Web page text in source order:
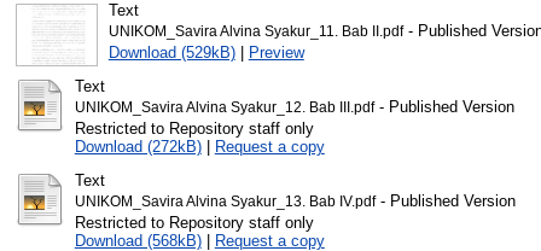
Text
UNIKOM_Savira Alvina Syakur_11. Bab II.pdf- Published
Download (529kB)|
Preview
Text
UNIKOM_Savira Alvina Syakur_12. Bab III.pdf- Published Version
Restricted to Repository staff only
Download (272kB)|
Request a copy
Text
UNIKOM_Savira Alvina Syakur_13. Bab IV.pdf- Published Version
Restricted to Repository staff only
Download (568kB)|
Request a copy